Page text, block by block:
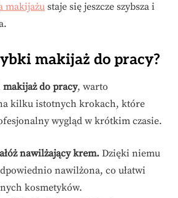
makijażu staje się jeszcze szybsza i
makijaż do pracy?
makijaż do pracy, warto
kilku istotnych krokach, które
wygląd w krótkim czasie.
nawilżający krem. Dzięki niemu
nawilżona, co ułatwi
kosmetyków.